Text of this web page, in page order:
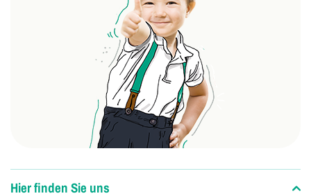
Hier finden Sie uns